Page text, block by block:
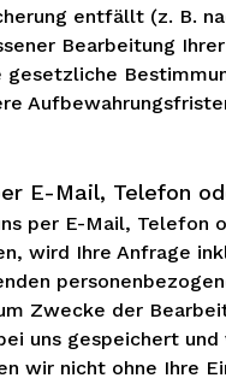
entfällt (z. B.
Bearbeitung
gesetzliche
E-Mail, Telefon
per E-Mail, Telefon
wird Ihre Anfrage
Zwecke der
uns gespeichert
wir nicht ohne Ihre